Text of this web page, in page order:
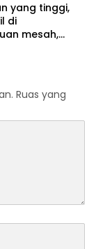
yang tinggi,
di
langsung
Ruas yang